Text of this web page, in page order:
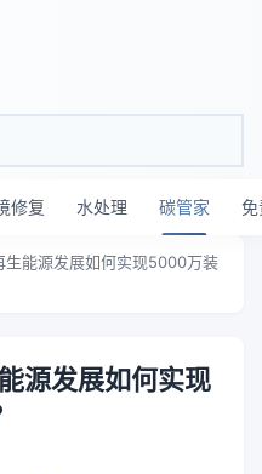
修复 水处理 碳管家 免
生能源发展如何实现5000万装
源发展如何实现